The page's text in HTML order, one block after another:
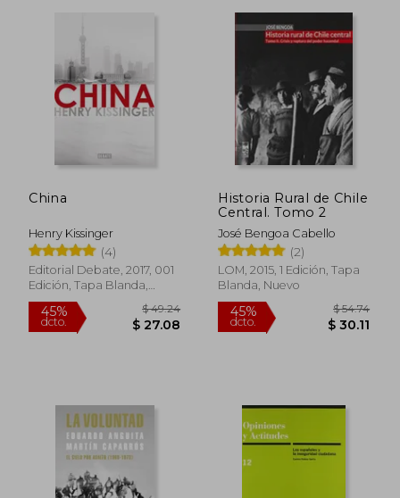
China
Henry Kissinger
(4)
Editorial Debate, 2017, 001
Edición, Tapa Blanda,
Nuevo
45%
dcto.
Historia Rural de Chile
Central. Tomo 2
José Bengoa Cabello
(2)
LOM, 2015, 1 Edición, Tapa
Blanda, Nuevo
45%
dcto.